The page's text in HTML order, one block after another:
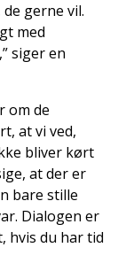
gerne vil.
med
siger en
om de
at vi ved,
bliver kørt
at der er
bare stille
Dialogen er
hvis du har tid